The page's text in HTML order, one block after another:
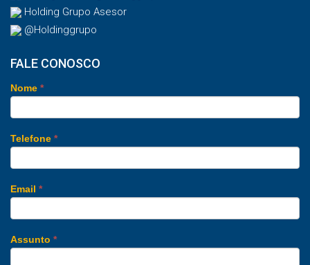
Holding Grupo Asesor
@Holdinggrupo
FALE CONOSCO
Nome *
Telefone *
Email *
Assunto *